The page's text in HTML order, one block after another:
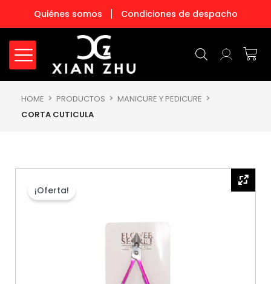
contenido
Quiénes somos Condiciones de despacho
HOME PRODUCTOS
MANICURE Y PEDICURE
CORTA CUTICULA
¡Oferta!